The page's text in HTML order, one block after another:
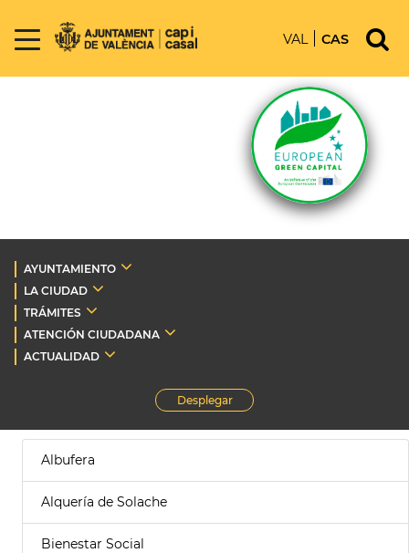
VAL CAS
AYUNTAMIENTO
LA CIUDAD
TRÁMITES
ATENCIÓN CIUDADANA
ACTUALIDAD
Desplegar
Albufera
Alquería de Solache
Bienestar Social